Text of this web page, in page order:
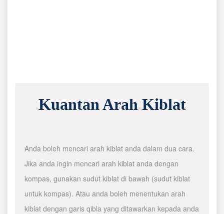
Kuantan Arah Kiblat
Anda boleh mencari arah kiblat anda dalam dua cara.
Jika anda ingin mencari arah kiblat anda dengan
kompas, gunakan sudut kiblat di bawah (sudut kiblat
untuk kompas). Atau anda boleh menentukan arah
kiblat dengan garis qibla yang ditawarkan kepada anda